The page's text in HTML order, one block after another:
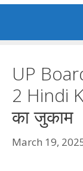
UP
2 Hindi
का जुकाम
March 19,